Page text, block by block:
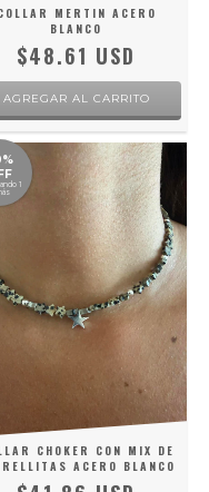
MERTIN ACERO
BLANCO
$48.61 USD
1
CHOKER CON MIX DE
ACERO BLANCO